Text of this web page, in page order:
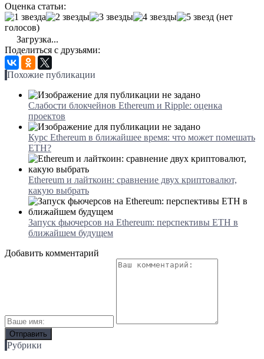
Оценка статьи:
(нет
голосов)
Загрузка...
Поделиться с друзьями:
Похожие публикации
Слабости блокчейнов Ethereum и Ripple: оценка
проектов
Курс Ethereum в ближайшее время: что может помешать
ETH?
Ethereum и лайткоин: сравнение двух криптовалют,
какую выбрать
Запуск фьючерсов на Ethereum: перспективы ETH в
ближайшем будущем
Добавить комментарий
Рубрики